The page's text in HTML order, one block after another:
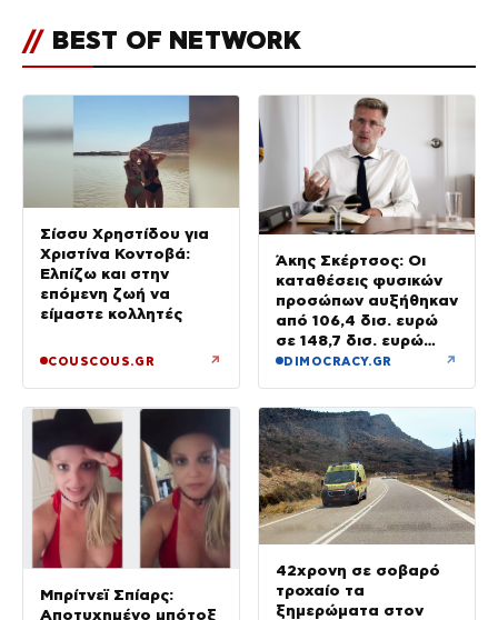
// BEST OF NETWORK
Σίσσυ Χρηστίδου για
Χριστίνα Κοντοβά:
Ελπίζω και στην
επόμενη ζωή να
είμαστε κολλητές
COUSCOUS.GR ↗
Άκης Σκέρτσος: Οι
καταθέσεις φυσικών
προσώπων αυξήθηκαν
από 106,4 δισ. ευρώ
σε 148,7 δισ. ευρώ
από τον Δεκέμβριο
DIMOCRACY.GR ↗
Μπρίτνεϊ Σπίαρς:
Αποτυχημένο μπότοξ
42χρονη σε σοβαρό
τροχαίο τα
ξημερώματα στον